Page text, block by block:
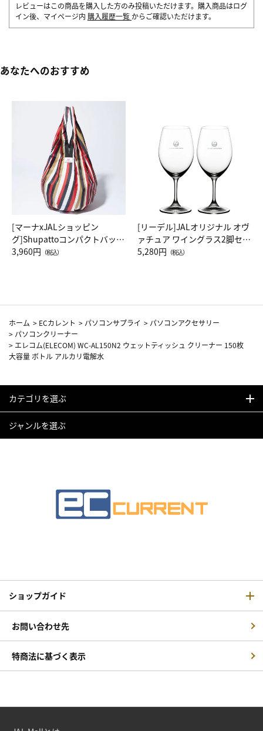
レビューはこの商品を購入した方のみ投稿いただけます。購入商品はログ
イン後、マイページ内 購入履歴一覧 からご確認いただけます。
あなたへのおすすめ
[マーナxJALショッピン
グ]Shupattoコンパクトバッグ
Drop JAL客室乗務員（LC）ス
3,960円 （税込）
[リーデル]JALオリジナル オヴ
ァチュア ワイングラス2脚セッ
ト（レッドワイン）
5,280円 （税込）
ホーム > ECカレント > パソコンサプライ > パソコンアクセサリー
> パソコンクリーナー
> エレコム(ELECOM) WC-AL150N2 ウェットティッシュ クリーナー 150枚
大容量 ボトル アルカリ電解水
カテゴリを選ぶ
ジャンルを選ぶ
ショップガイド
お問い合わせ先
特商法に基づく表示